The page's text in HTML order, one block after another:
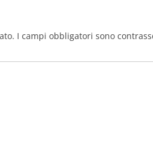
I campi obbligatori sono